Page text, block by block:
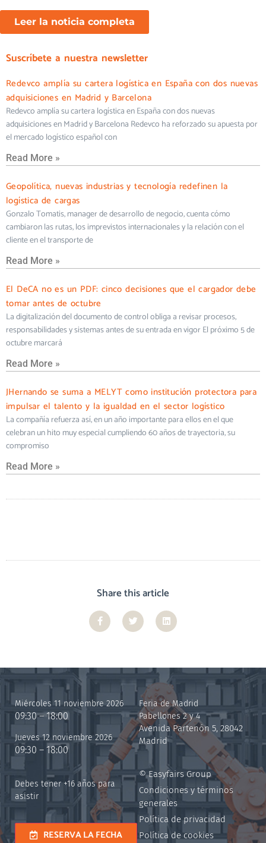
Leer la noticia completa
Suscríbete a nuestra newsletter
Redevco amplía su cartera logística en España con dos nuevas
adquisiciones en Madrid y Barcelona
Redevco amplía su cartera logística en España con dos nuevas
adquisiciones en Madrid y Barcelona Redevco ha reforzado su apuesta por
el mercado logístico español con
Read More »
Geopolítica, nuevas industrias y tecnología redefinen la
logística de cargas
Gonzalo Tomatis, manager de desarrollo de negocio, cuenta cómo
cambiaron las rutas, los imprevistos internacionales y la relación con el
cliente en el transporte de
Read More »
El DeCA no es un PDF: cinco decisiones que el cargador debe
tomar antes de octubre
La digitalización del documento de control obliga a revisar procesos,
responsabilidades y sistemas antes de su entrada en vigor El próximo 5 de
octubre marcará
Read More »
JHernando se suma a MELYT como institución protectora para
impulsar el talento y la igualdad en el sector logístico
La compañía refuerza así, en un año importante para ellos en el que
celebran un hito muy especial cumpliendo 60 años de trayectoria, su
compromiso
Read More »
Share this article
Miércoles 11 noviembre 2026
09:30 – 18:00
Jueves 12 noviembre 2026
09:30 – 18:00
Debes tener +16 años para
asistir
RESERVA LA FECHA
Feria de Madrid
Pabellones 2 y 4
Avenida Partenón 5, 28042
Madrid
© Easyfairs Group
Condiciones y términos
generales
Política de privacidad
Política de cookies